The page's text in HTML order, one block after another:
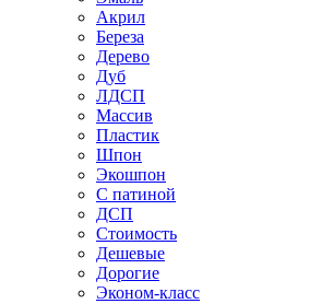
Акрил
Береза
Дерево
Дуб
ЛДСП
Массив
Пластик
Шпон
Экошпон
С патиной
ДСП
Стоимость
Дешевые
Дорогие
Эконом-класс